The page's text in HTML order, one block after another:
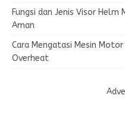
Fungsi dan Jenis Visor
Aman
Cara Mengatasi Mesin
Overheat